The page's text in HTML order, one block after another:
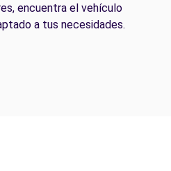
encuentra el vehículo
a tus necesidades.